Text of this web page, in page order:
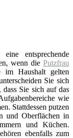
entsprechende
wenn die Putzfrau
im Haushalt gelten
Sie sich
Sie sich auf das
wie
Stattdessen putzen
und Oberflächen in
und Küchen.
ebenfalls zum